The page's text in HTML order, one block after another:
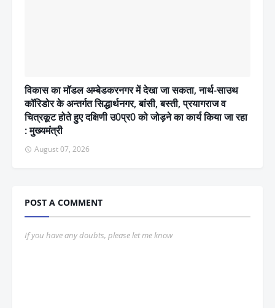
विकास का मॉडल अम्बेडकरनगर में देखा जा सकता, नार्थ-साउथ
कॉरिडोर के अन्तर्गत सिद्धार्थनगर, बांसी, बस्ती, प्रयागराज व
चित्रकूट होते हुए दक्षिणी उ0प्र0 को जोड़ने का कार्य किया जा रहा
: मुख्यमंत्री
August 07, 2026
POST A COMMENT
If you have any doubts, please let me know